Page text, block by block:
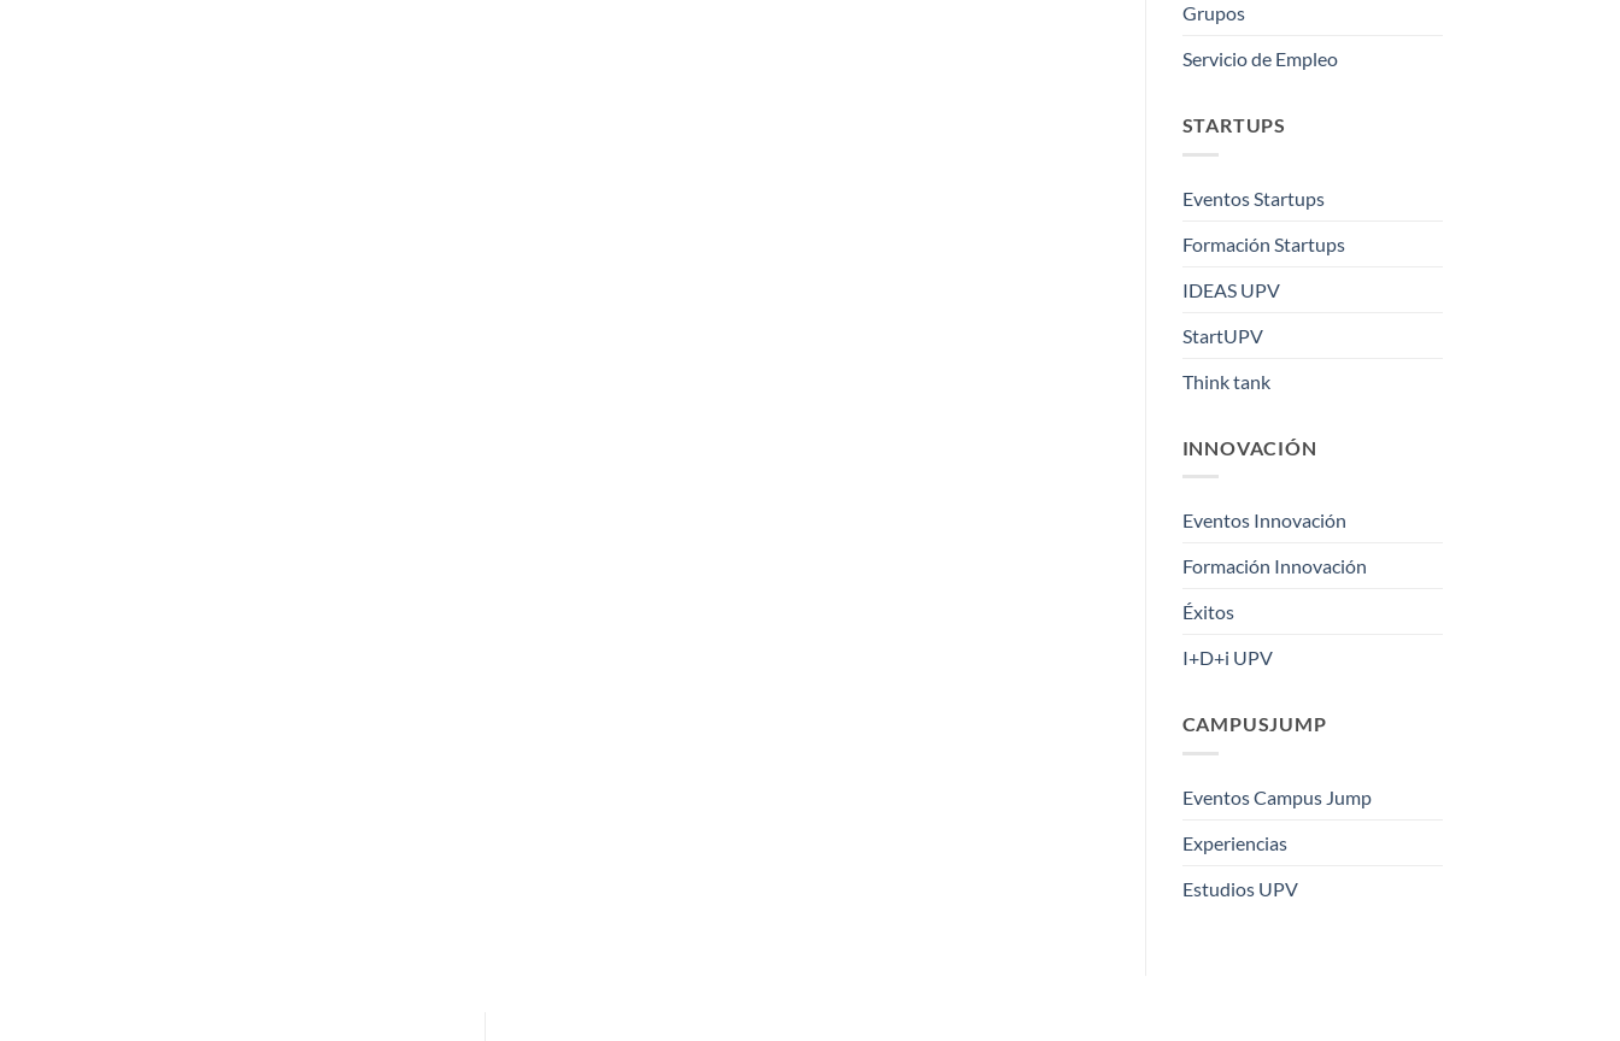
Grupos
Servicio de Empleo
STARTUPS
Eventos Startups
Formación Startups
IDEAS UPV
StartUPV
Think tank
INNOVACIÓN
Eventos Innovación
Formación Innovación
Éxitos
I+D+i UPV
CAMPUSJUMP
Eventos Campus Jump
Experiencias
Estudios UPV